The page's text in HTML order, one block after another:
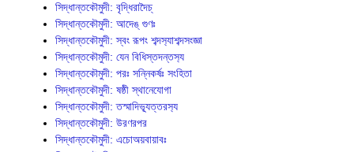
সিদ্ধান্তকৌমুদী: বৃদ্ধিরাদৈচ্
সিদ্ধান্তকৌমুদী: আদেঙ্ গুণঃ
সিদ্ধান্তকৌমুদী: স্বং রূপং শব্দস‍্যাশব্দসংজ্ঞা
সিদ্ধান্তকৌমুদী: যেন বিধিস্তদন্তস‍্য
সিদ্ধান্তকৌমুদী: পরঃ সন্নিকর্ষঃ সংহিতা
সিদ্ধান্তকৌমুদী: ষষ্ঠী স্থানেযোগা
সিদ্ধান্তকৌমুদী: তস্মাদিভ‍্যূত্তরস‍্য
সিদ্ধান্তকৌমুদী: উরণরপর
সিদ্ধান্তকৌমুদী: এচোঅয়বায়াবঃ